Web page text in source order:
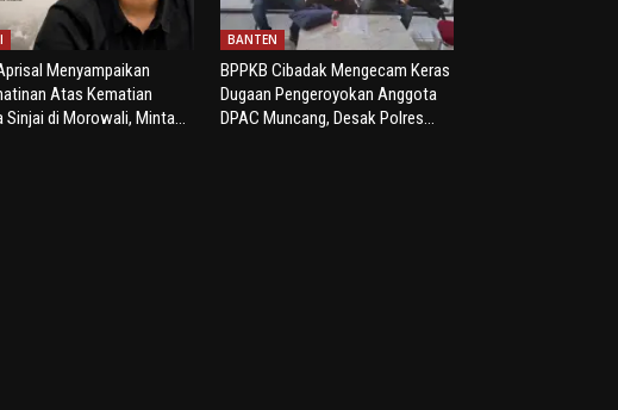
Menyampaikan
Atas Kematian
Sinjai di Morowali, Minta...
BANTEN
BPPKB Cibadak Mengecam Keras
Dugaan Pengeroyokan Anggota
DPAC Muncang, Desak Polres...